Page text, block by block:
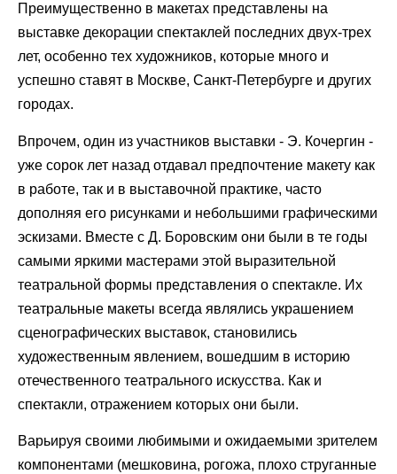
Преимущественно в макетах представлены на
выставке декорации спектаклей последних двух-трех
лет, особенно тех художников, которые много и
успешно ставят в Москве, Санкт-Петербурге и других
городах.
Впрочем, один из участников выставки - Э. Кочергин -
уже сорок лет назад отдавал предпочтение макету как
в работе, так и в выставочной практике, часто
дополняя его рисунками и небольшими графическими
эскизами. Вместе с Д. Боровским они были в те годы
самыми яркими мастерами этой выразительной
театральной формы представления о спектакле. Их
театральные макеты всегда являлись украшением
сценографических выставок, становились
художественным явлением, вошедшим в историю
отечественного театрального искусства. Как и
спектакли, отражением которых они были.
Варьируя своими любимыми и ожидаемыми зрителем
компонентами (мешковина, рогожа, плохо струганные